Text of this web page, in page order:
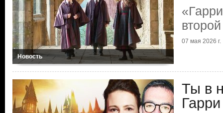
Новость
07 мая 2026 г.
Ты в
Гарри